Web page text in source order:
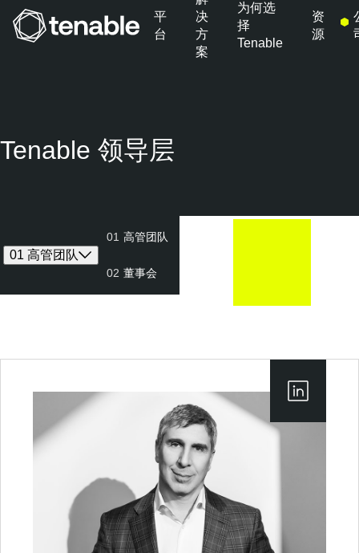
平
台
决
方
案
为何选
择
Tenable
资
源
Tenable 领导层
01 高管团队
01 高
01 高管团队
02 董事会